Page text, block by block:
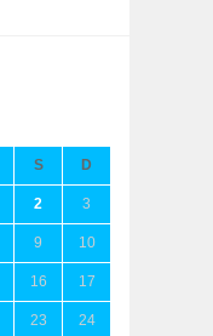
S D
2 3
9 10
16 17
23 24